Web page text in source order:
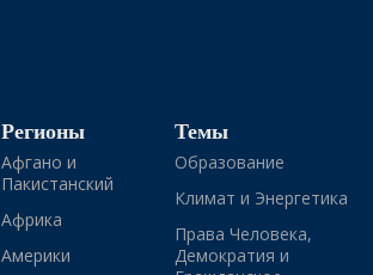
Регионы
Афгано и
Пакистанский
Африка
Америки
Темы
Образование
Климат и Энергетика
Права Человека,
Демократия и